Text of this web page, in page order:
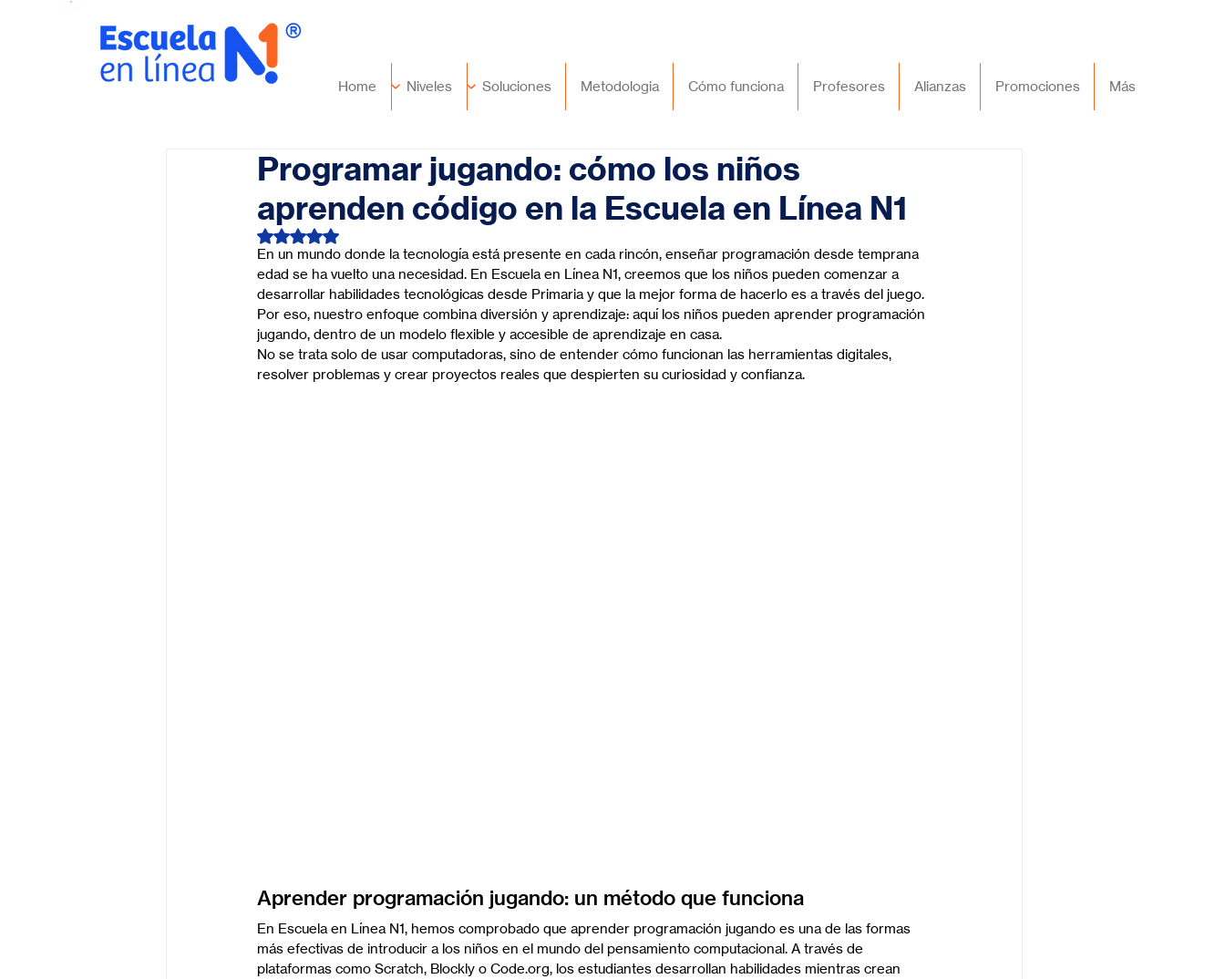
Home Niveles Soluciones Metodologia Cómo funciona Profesores Alianzas Promociones Más
Programar jugando: cómo los niños
aprenden código en la Escuela en Línea N1
Obtuvo NaN de 5 estrellas.
En un mundo donde la tecnología está presente en cada rincón, enseñar programación desde temprana
edad se ha vuelto una necesidad. En Escuela en Línea N1, creemos que los niños pueden comenzar a
desarrollar habilidades tecnológicas desde Primaria y que la mejor forma de hacerlo es a través del juego.
Por eso, nuestro enfoque combina diversión y aprendizaje: aquí los niños pueden aprender programación
jugando, dentro de un modelo flexible y accesible de aprendizaje en casa.
No se trata solo de usar computadoras, sino de entender cómo funcionan las herramientas digitales,
resolver problemas y crear proyectos reales que despierten su curiosidad y confianza.
Aprender programación jugando: un método que funciona
En Escuela en Línea N1, hemos comprobado que aprender programación jugando es una de las formas
más efectivas de introducir a los niños en el mundo del pensamiento computacional. A través de
plataformas como Scratch, Blockly o Code.org, los estudiantes desarrollan habilidades mientras crean